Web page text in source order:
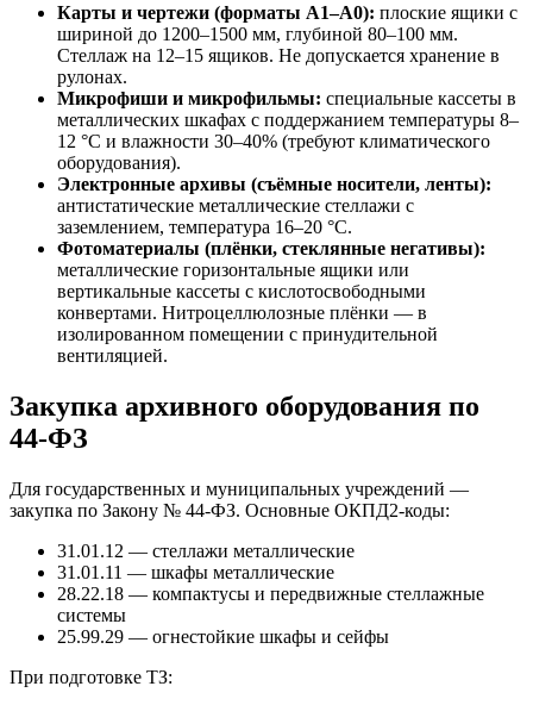
Карты и чертежи (форматы А1–А0): плоские ящики с
шириной до 1200–1500 мм, глубиной 80–100 мм.
Стеллаж на 12–15 ящиков. Не допускается хранение в
рулонах.
Микрофиши и микрофильмы: специальные кассеты в
металлических шкафах с поддержанием температуры 8–
12 °C и влажности 30–40% (требуют климатического
оборудования).
Электронные архивы (съёмные носители, ленты):
антистатические металлические стеллажи с
заземлением, температура 16–20 °C.
Фотоматериалы (плёнки, стеклянные негативы):
металлические горизонтальные ящики или
вертикальные кассеты с кислотосвободными
конвертами. Нитроцеллюлозные плёнки — в
изолированном помещении с принудительной
вентиляцией.
Закупка архивного оборудования по
44-ФЗ
Для государственных и муниципальных учреждений —
закупка по Закону № 44-ФЗ. Основные ОКПД2-коды:
31.01.12 — стеллажи металлические
31.01.11 — шкафы металлические
28.22.18 — компактусы и передвижные стеллажные
системы
25.99.29 — огнестойкие шкафы и сейфы
При подготовке ТЗ: